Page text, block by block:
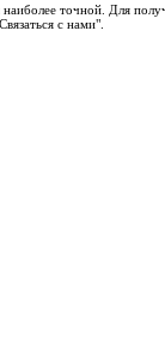
точной. Для
с нами".